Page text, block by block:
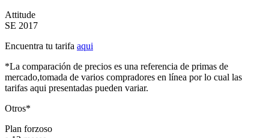
Attitude
SE 2017
Encuentra tu tarifa aqui
*La comparación de precios es una referencia de primas de
mercado,tomada de varios compradores en línea por lo cual las
tarifas aqui presentadas pueden variar.
Otros*
Plan forzoso